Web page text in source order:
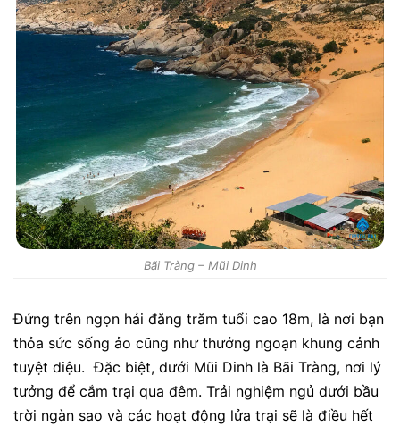
Bãi Tràng – Mũi Dinh
Đứng trên ngọn hải đăng trăm tuổi cao 18m, là nơi bạn
thỏa sức sống ảo cũng như thưởng ngoạn khung cảnh
tuyệt diệu. Đặc biệt, dưới Mũi Dinh là Bãi Tràng, nơi lý
tưởng để cắm trại qua đêm. Trải nghiệm ngủ dưới bầu
trời ngàn sao và các hoạt động lửa trại sẽ là điều hết